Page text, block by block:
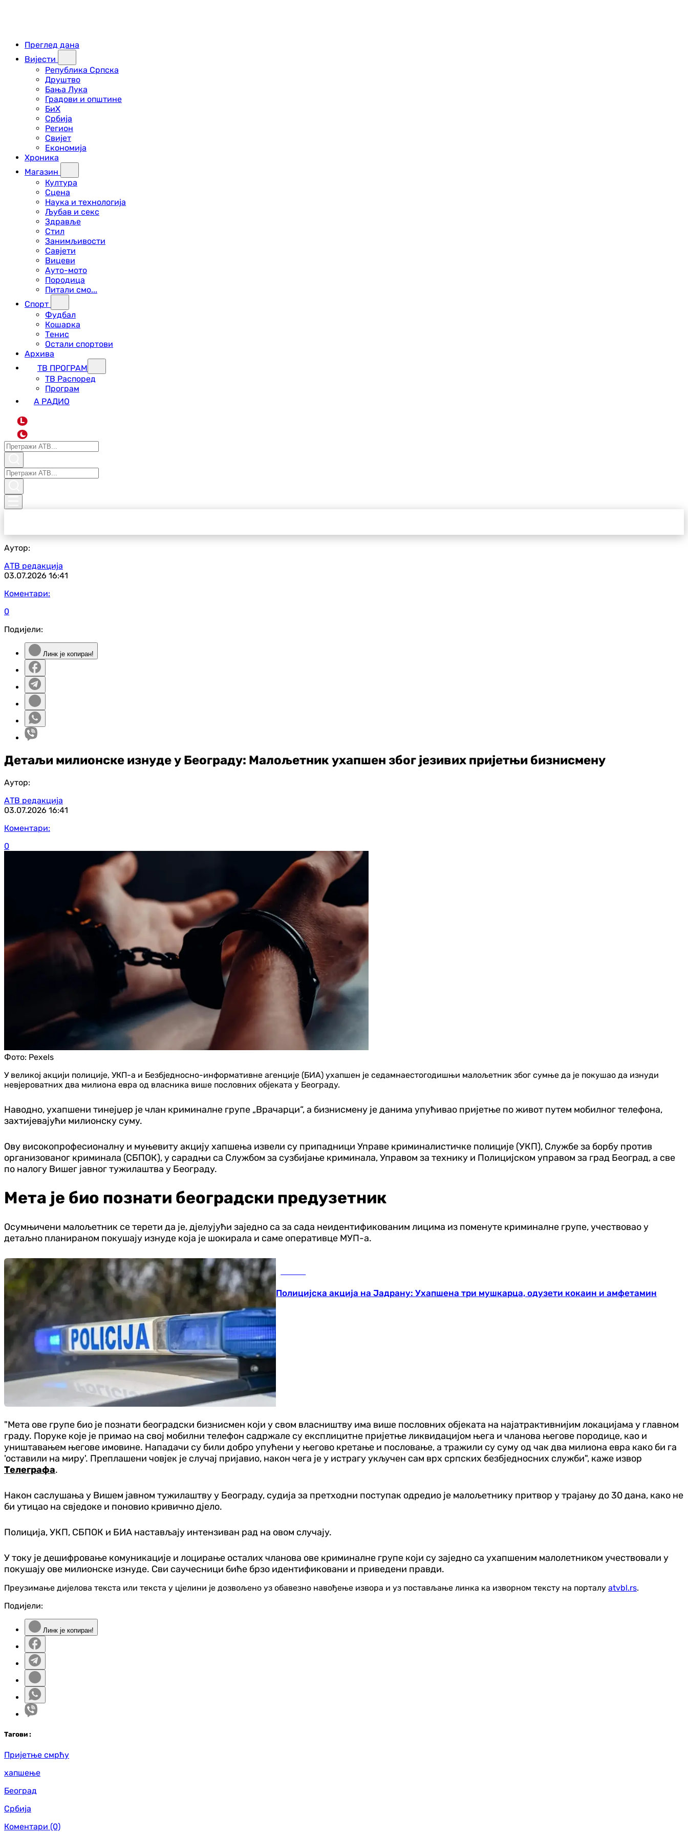
Преглед дана
Вијести
Република Српска
Друштво
Бања Лука
Градови и општине
БиХ
Србија
Регион
Свијет
Економија
Хроника
Магазин
Култура
Сцена
Наука и технологија
Љубав и секс
Здравље
Стил
Занимљивости
Савјети
Вицеви
Ауто-мото
Породица
Питали смо...
Спорт
Фудбал
Кошарка
Тенис
Остали спортови
Архива
ТВ ПРОГРАМ
ТВ Распоред
Програм
А РАДИО
L
Аутор:
АТВ редакција
03.07.2026 16:41
Коментари:
0
Подијели:
Линк је копиран!
Детаљи милионске изнуде у Београду: Малољетник ухапшен због језивих пријетњи бизнисмену
Аутор:
АТВ редакција
03.07.2026 16:41
Коментари:
0
Фото: Pexels
У великој акцији полиције, УКП-а и Безбједносно-информативне агенције (БИА) ухапшен је седамнаестогодишњи малољетник због сумње да је покушао да изнуди
невјероватних два милиона евра од власника више пословних објеката у Београду.
Наводно, ухапшени тинејџер је члан криминалне групе „Врачарци“, а бизнисмену је данима упућивао пријетње по живот путем мобилног телефона,
захтијевајући милионску суму.
Ову високопрофесионалну и муњевиту акцију хапшења извели су припадници Управе криминалистичке полиције (УКП), Службе за борбу против
организованог криминала (СБПОК), у сарадњи са Службом за сузбијање криминала, Управом за технику и Полицијском управом за град Београд, а све
по налогу Вишег јавног тужилаштва у Београду.
Мета је био познати београдски предузетник
Осумњичени малољетник се терети да је, дјелујући заједно са за сада неидентификованим лицима из поменуте криминалне групе, учествовао у
детаљно планираном покушају изнуде која је шокирала и саме оперативце МУП-а.
Полицијска акција на Јадрану: Ухапшена три мушкарца, одузети кокаин и амфетамин
"Мета ове групе био је познати београдски бизнисмен који у свом власништву има више пословних објеката на најатрактивнијим локацијама у главном
граду. Поруке које је примао на свој мобилни телефон садржале су експлицитне пријетње ликвидацијом њега и чланова његове породице, као и
уништавањем његове имовине. Нападачи су били добро упућени у његово кретање и пословање, а тражили су суму од чак два милиона евра како би га
'оставили на миру'. Преплашени човјек је случај пријавио, након чега је у истрагу укључен сам врх српских безбједносних служби", каже извор
Телеграфа.
Након саслушања у Вишем јавном тужилаштву у Београду, судија за претходни поступак одредио је малољетнику притвор у трајању до 30 дана, како не
би утицао на свједоке и поновио кривично дјело.
Полиција, УКП, СБПОК и БИА настављају интензиван рад на овом случају.
У току је дешифровање комуникације и лоцирање осталих чланова ове криминалне групе који су заједно са ухапшеним малолетником учествовали у
покушају ове милионске изнуде. Сви саучесници биће брзо идентификовани и приведени правди.
Преузимање дијелова текста или текста у цјелини је дозвољено уз обавезно навођење извора и уз постављање линка ка изворном тексту на порталу atvbl.rs.
Подијели:
Линк је копиран!
Тагови :
Пријетње смрћу
хапшење
Београд
Србија
Коментари (0)